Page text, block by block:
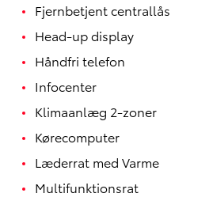
Fjernbetjent centrallås
Head-up display
Håndfri telefon
Infocenter
Klimaanlæg 2-zoner
Kørecomputer
Læderrat med Varme
Multifunktionsrat